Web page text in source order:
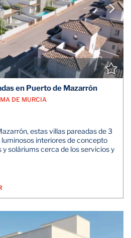
en Puerto de Mazarrón
DE MURCIA
estas villas pareadas de 3
interiores de concepto
soláriums cerca de los servicios y